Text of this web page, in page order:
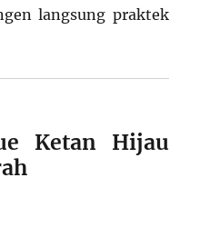
langsung praktek
Ketan Hijau